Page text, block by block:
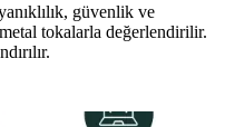
güvenlik ve
tokalarla değerlendirilir.